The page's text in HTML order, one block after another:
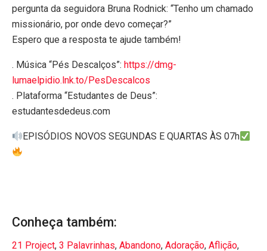
pergunta da seguidora Bruna Rodnick: “Tenho um chamado
missionário, por onde devo começar?”
Espero que a resposta te ajude também!
. Música “Pés Descalços”: ⁠⁠⁠ https://dmg-
lumaelpidio.lnk.to/PesDescalcos
. Plataforma “Estudantes de Deus”:
⁠⁠estudantesdedeus.com⁠⁠⁠⁠⁠⁠⁠⁠⁠⁠⁠⁠⁠⁠⁠⁠
EPISÓDIOS NOVOS SEGUNDAS E QUARTAS ÀS 07h
Conheça também:
21 Project, 3 Palavrinhas, Abandono, Adoração, Aflição,